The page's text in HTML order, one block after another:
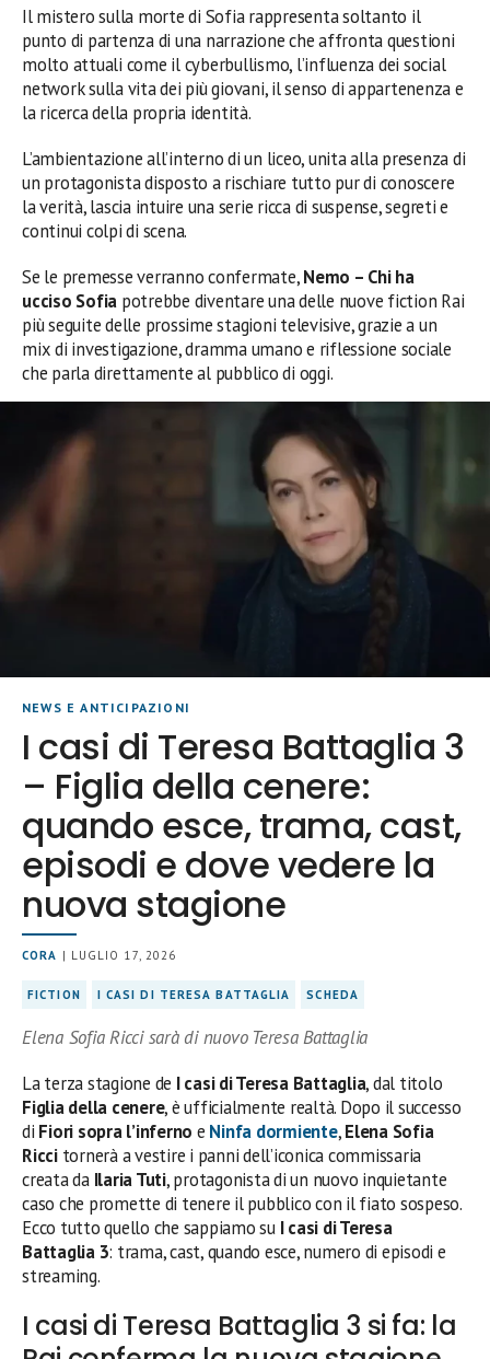
Il mistero sulla morte di Sofia rappresenta soltanto il
punto di partenza di una narrazione che affronta questioni
molto attuali come il cyberbullismo, l’influenza dei social
network sulla vita dei più giovani, il senso di appartenenza e
la ricerca della propria identità.
L’ambientazione all’interno di un liceo, unita alla presenza di
un protagonista disposto a rischiare tutto pur di conoscere
la verità, lascia intuire una serie ricca di suspense, segreti e
continui colpi di scena.
Se le premesse verranno confermate,Nemo – Chi ha
ucciso Sofia potrebbe diventare una delle nuove fiction Rai
più seguite delle prossime stagioni televisive, grazie a un
mix di investigazione, dramma umano e riflessione sociale
che parla direttamente al pubblico di oggi.
NEWS E ANTICIPAZIONI
I casi di Teresa Battaglia 3
– Figlia della cenere:
quando esce, trama, cast,
episodi e dove vedere la
nuova stagione
CORA | LUGLIO 17, 2026
FICTION I CASI DI TERESA BATTAGLIA SCHEDA
Elena Sofia Ricci sarà di nuovo Teresa Battaglia
La terza stagione de I casi di Teresa Battaglia, dal titolo
Figlia della cenere, è ufficialmente realtà. Dopo il successo
di Fiori sopra l’inferno e Ninfa dormiente,Elena Sofia
Riccitornerà a vestire i panni dell’iconica commissaria
creata da Ilaria Tuti, protagonista di un nuovo inquietante
caso che promette di tenere il pubblico con il fiato sospeso.
Ecco tutto quello che sappiamo su I casi di Teresa
Battaglia 3: trama, cast, quando esce, numero di episodi e
streaming.
I casi di Teresa Battaglia 3 si fa: la